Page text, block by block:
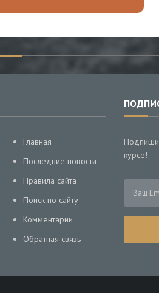
Главная
Последние новости
Правила сайта
Поиск по сайту
Комментарии
Обратная связь
курсе!